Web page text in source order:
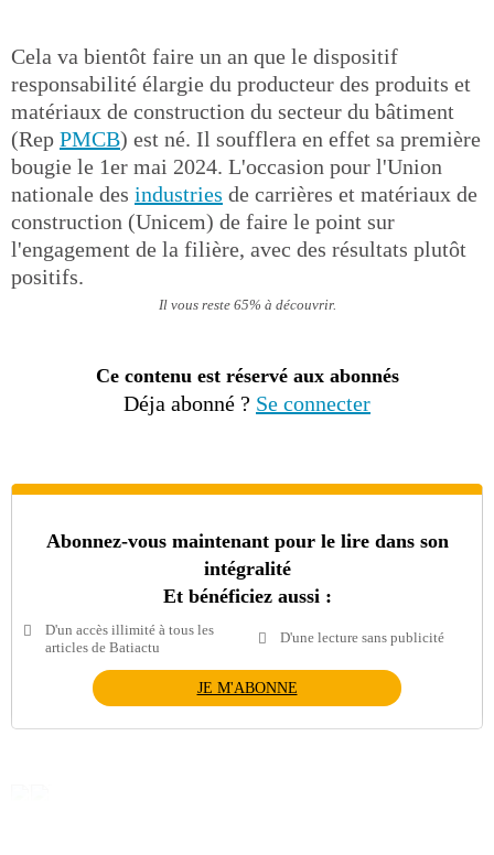
Cela va bientôt faire un an que le dispositif
responsabilité élargie du producteur des produits et
matériaux de construction du secteur du bâtiment
(Rep PMCB) est né. Il soufflera en effet sa première
bougie le 1er mai 2024. L'occasion pour l'Union
nationale des industries de carrières et matériaux de
construction (Unicem) de faire le point sur
l'engagement de la filière, avec des résultats plutôt
positifs.
Il vous reste 65% à découvrir.
Ce contenu est réservé aux abonnés
Déja abonné ? Se connecter
Abonnez-vous maintenant pour le lire dans son
intégralité
Et bénéficiez aussi :
D'un accès illimité à tous les
articles de Batiactu
D'une lecture sans publicité
JE M'ABONNE